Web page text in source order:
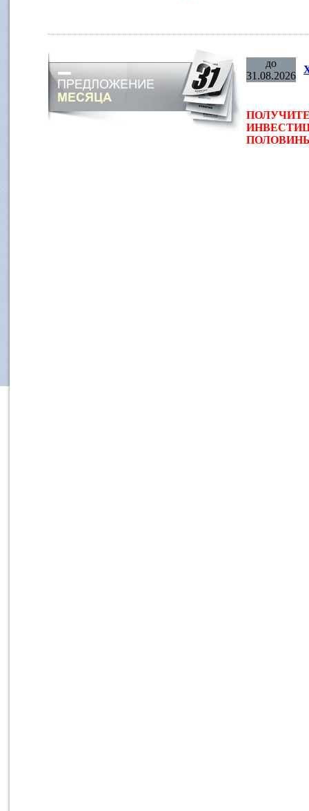
до
31.08.2026
ПОЛОВИНЫ